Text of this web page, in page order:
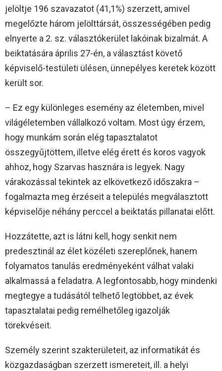
jelöltje 196 szavazatot (41,1%) szerzett, amivel
megelőzte három jelölttársát, összességében pedig
elnyerte a 2. sz. választókerület lakóinak bizalmát. A
beiktatására április 27-én, a választást követő
képviselő-testületi ülésen, ünnepélyes keretek között
került sor.
– Ez egy különleges esemény az életemben, mivel
világéletemben vállalkozó voltam. Most úgy érzem,
hogy munkám során elég tapasztalatot
összegyűjtöttem, illetve elég érett és koros vagyok
ahhoz, hogy Szarvas hasznára is legyek. Nagy
várakozással tekintek az elkövetkező időszakra –
fogalmazta meg érzéseit a település megválasztott
képviselője néhány perccel a beiktatás pillanatai előtt.
Hozzátette, azt is látni kell, hogy senkit nem
predesztinál az élet közéleti szereplőnek, hanem
folyamatos tanulás eredményeként válhat valaki
alkalmassá a feladatra. A legfontosabb, hogy mindenki
megtegye a tudásától telhető legtöbbet, az évek
tapasztalatai pedig remélhetőleg igazolják
törekvéseit.
Személy szerint szakterületeit, az informatikát és
közgazdaságban szerzett ismereteit, ill. a helyi